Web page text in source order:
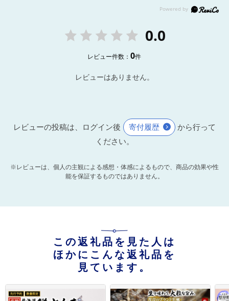
0.0
レビュー件数：0件
レビューはありません。
レビューの投稿は、ログイン後 寄付履歴
から行って
ください。
※レビューは、個人の主観による感想・体感によるもので、商品の効果や性
能を保証するものではありません。
この返礼品を見た人は
ほかにこんな返礼品を
見ています。